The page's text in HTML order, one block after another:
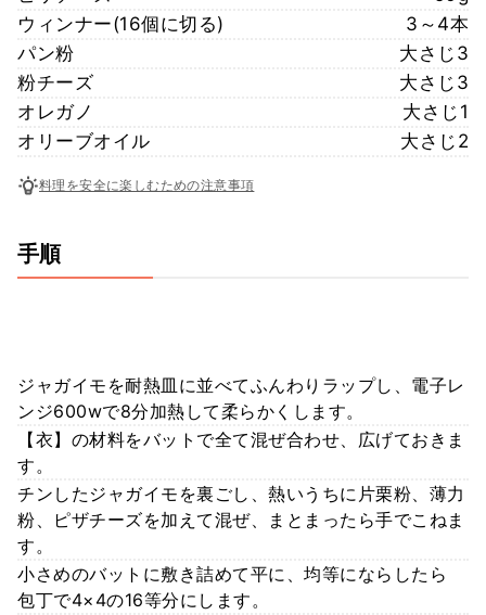
ウィンナー(16個に切る)
3～4本
パン粉
大さじ3
粉チーズ
大さじ3
オレガノ
大さじ1
オリーブオイル
大さじ2
料理を安全に楽しむための注意事項
手順
ジャガイモを耐熱皿に並べてふんわりラップし、電子レ
ンジ600wで8分加熱して柔らかくします。
【衣】の材料をバットで全て混ぜ合わせ、広げておきま
す。
チンしたジャガイモを裏ごし、熱いうちに片栗粉、薄力
粉、ピザチーズを加えて混ぜ、まとまったら手でこねま
す。
小さめのバットに敷き詰めて平に、均等にならしたら
包丁で4×4の16等分にします。